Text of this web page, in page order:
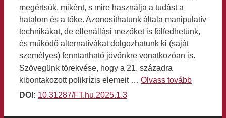
megértsük, miként, s mire használja a tudást a
hatalom és a tőke. Azonosíthatunk általa manipulatív
technikákat, de ellenállási mezőket is fölfedhetünk,
és működő alternatívákat dolgozhatunk ki (saját
személyes) fenntartható jövőnkre vonatkozóan is.
Szövegünk törekvése, hogy a 21. századra
kibontakozott polikrízis elemeit … Olvass tovább
DOI: 10.31287/FT.hu.2025.1.3